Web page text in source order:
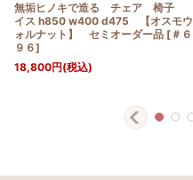
無垢ヒノキで造る チェア 椅子
イス h850 w400 d475 【オスモウ
ォルナット】 セミオーダー品 [ ＃６
９６]
18,800円(税込)